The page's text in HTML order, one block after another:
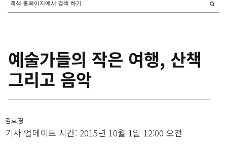
예술가들의 작은 여행, 산책
그리고 음악
김호경
기사 업데이트 시간: 2015년 10월 1일 12:00 오전